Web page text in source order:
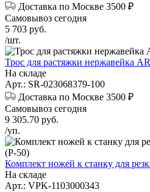
Доставка по Москве 3500 ₽
Самовывоз сегодня
5 703 руб.
/шт.
Трос для растяжки нержавейка
На складе
Арт.: SR-023068379-100
Доставка по Москве 3500 ₽
Самовывоз сегодня
9 305.70 руб.
/уп.
Комплект ножей к станку для
На складе
Арт.: VPK-1103000343